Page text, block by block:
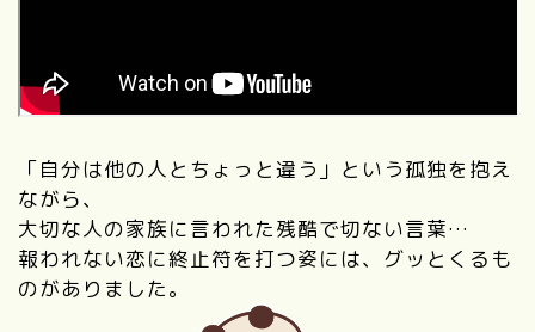
「自分は他の人とちょっと違う」という孤独を抱え
ながら、
大切な人の家族に言われた残酷で切ない言葉…
報われない恋に終止符を打つ姿には、グッとくるも
のがありました。